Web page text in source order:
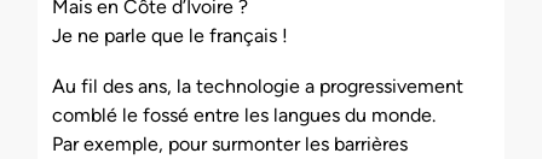
Mais en Côte d’Ivoire ?
Je ne parle que le français !
Au fil des ans, la technologie a progressivement
comblé le fossé entre les langues du monde.
Par exemple, pour surmonter les barrières